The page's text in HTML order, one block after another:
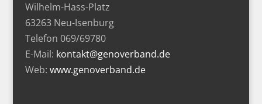
Wilhelm-Hass-Platz
63263 Neu-Isenburg
Telefon 069/69780
E-Mail: kontakt@genoverband.de
Web: www.genoverband.de